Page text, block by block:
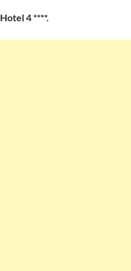
Hotel 4 ****.